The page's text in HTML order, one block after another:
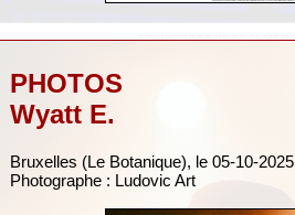
PHOTOS
Wyatt E.
Bruxelles (Le Botanique), le 05-10-2025
Photographe : Ludovic Art